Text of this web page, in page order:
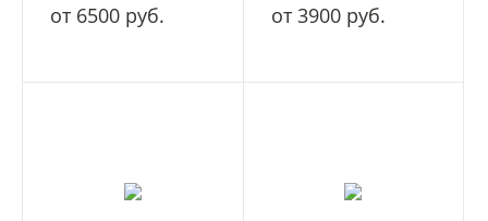
от 6500 руб. от 3900 руб.